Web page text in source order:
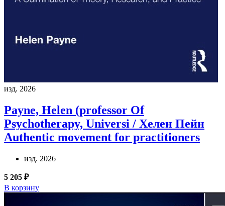
изд. 2026
Payne, Helen (professor Of
Psychotherapy, Universi / Хелен Пейн
Authentic movement for practitioners
изд. 2026
5 205 ₽
В корзину